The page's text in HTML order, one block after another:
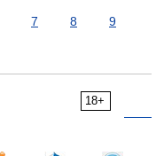
7 8
9
18+